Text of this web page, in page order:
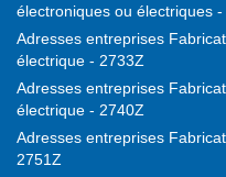
électroniques ou électriques -
Adresses entreprises
électrique - 2733Z
Adresses entreprises
électrique - 2740Z
Adresses entreprises
2751Z